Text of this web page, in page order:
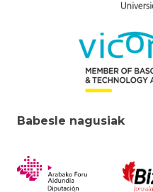
Babesle nagusiak